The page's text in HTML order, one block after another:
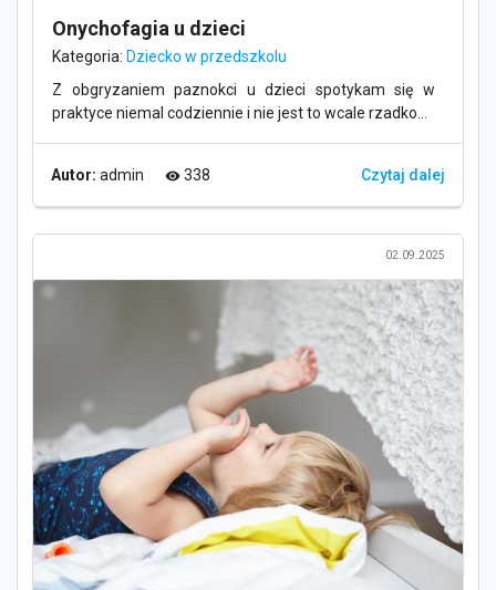
Onychofagia u dzieci
Kategoria: Dziecko w przedszkolu
Z obgryzaniem paznokci u dzieci spotykam się w
praktyce niemal codziennie i nie jest to wcale rzadko...
Autor: admin visibility 338 Czytaj dalej
02.09.2025